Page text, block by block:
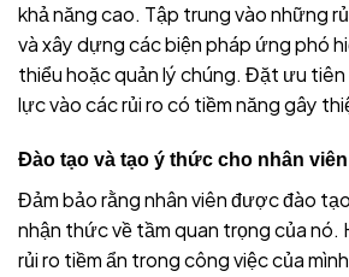
khả năng cao. Tập trung vào những
và xây dựng các biện pháp ứng phó
thiểu hoặc quản lý chúng. Đặt ưu tiên
lực vào các rủi ro có tiềm năng gây
Đào tạo và tạo ý thức cho nhân viên
Đảm bảo rằng nhân viên được đào
nhận thức về tầm quan trọng của nó.
rủi ro tiềm ẩn trong công việc của